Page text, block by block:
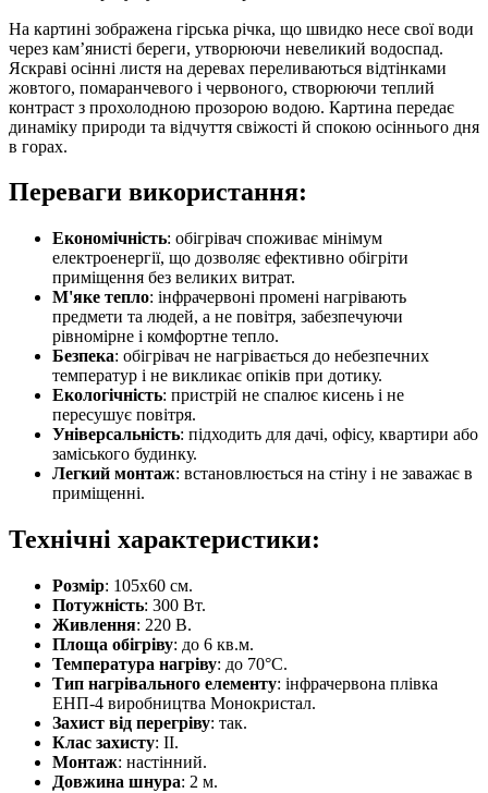
На картині зображена гірська річка, що швидко несе свої води
через кам’янисті береги, утворюючи невеликий водоспад.
Яскраві осінні листя на деревах переливаються відтінками
жовтого, помаранчевого і червоного, створюючи теплий
контраст з прохолодною прозорою водою. Картина передає
динаміку природи та відчуття свіжості й спокою осіннього дня
в горах.
Переваги використання:
Економічність: обігрівач споживає мінімум
електроенергії, що дозволяє ефективно обігріти
приміщення без великих витрат.
М'яке тепло: інфрачервоні промені нагрівають
предмети та людей, а не повітря, забезпечуючи
рівномірне і комфортне тепло.
Безпека: обігрівач не нагрівається до небезпечних
температур і не викликає опіків при дотику.
Екологічність: пристрій не спалює кисень і не
пересушує повітря.
Універсальність: підходить для дачі, офісу, квартири або
заміського будинку.
Легкий монтаж: встановлюється на стіну і не заважає в
приміщенні.
Технічні характеристики:
Розмір: 105х60 см.
Потужність: 300 Вт.
Живлення: 220 В.
Площа обігріву: до 6 кв.м.
Температура нагріву: до 70°C.
Тип нагрівального елементу: інфрачервона плівка
ЕНП-4 виробництва Монокристал.
Захист від перегріву: так.
Клас захисту: II.
Монтаж: настінний.
Довжина шнура: 2 м.